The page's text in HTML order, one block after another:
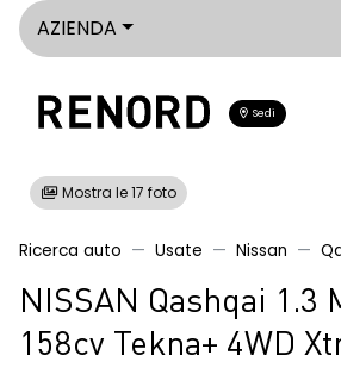
AZIENDA
Sedi
Mostra le 17 foto
Ricerca auto Usate Nissan
NISSAN Qashqai 1.3
158cv Tekna+ 4WD